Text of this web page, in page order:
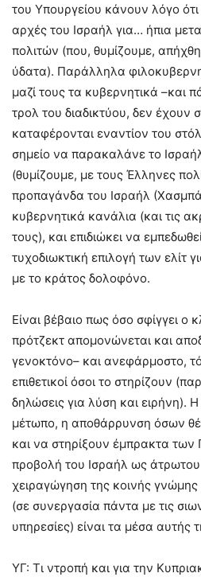
του Υπουργείου κάνουν λόγο
αρχές του Ισραήλ για… ήπια
πολιτών (που, θυμίζουμε,
ύδατα). Παράλληλα
μαζί τους τα κυβερνητικά –και
τρολ του διαδικτύου, δεν έχουν
καταφέρονται εναντίον του
σημείο να παρακαλάνε το
(θυμίζουμε, με τους Έλληνες
προπαγάνδα του Ισραήλ
κυβερνητικά κανάλια (και τις
τους), και επιδιώκει να
τυχοδιωκτική επιλογή των ελίτ
με το κράτος δολοφόνο.
Είναι βέβαιο πως όσο σφίγγει ο
πρότζεκτ απομονώνεται και
γενοκτόνο– και ανεφάρμοστο,
επιθετικοί όσοι το στηρίζουν
δηλώσεις για λύση και ειρήνη).
μέτωπο, η αποθάρρυνση όσων
και να στηρίξουν έμπρακτα των
προβολή του Ισραήλ ως
χειραγώγηση της κοινής
(σε συνεργασία πάντα με τις
υπηρεσίες) είναι τα μέσα αυτής
ΥΓ: Τι ντροπή και για την